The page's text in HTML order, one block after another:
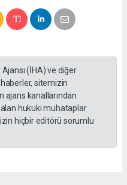
(İHA) ve diğer
sitemizin
ajans kanallarından
hukuki muhataplar
hiçbir editörü sorumlu